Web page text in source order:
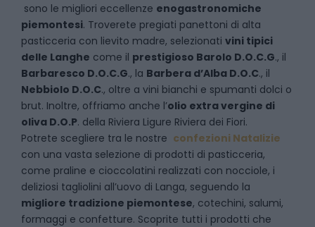
sono le migliori eccellenze enogastronomiche
piemontesi. Troverete pregiati panettoni di alta
pasticceria con lievito madre, selezionati vini tipici
delle Langhe come il prestigioso Barolo D.O.C.G., il
Barbaresco D.O.C.G., la Barbera d’Alba D.O.C., il
Nebbiolo D.O.C., oltre a vini bianchi e spumanti dolci o
brut. Inoltre, offriamo anche l’olio extra vergine di
oliva D.O.P. della Riviera Ligure Riviera dei Fiori.
Potrete scegliere tra le nostre confezioni Natalizie
con una vasta selezione di prodotti di pasticceria,
come praline e cioccolatini realizzati con nocciole, i
deliziosi tagliolini all’uovo di Langa, seguendo la
migliore tradizione piemontese, cotechini, salumi,
formaggi e confetture. Scoprite tutti i prodotti che